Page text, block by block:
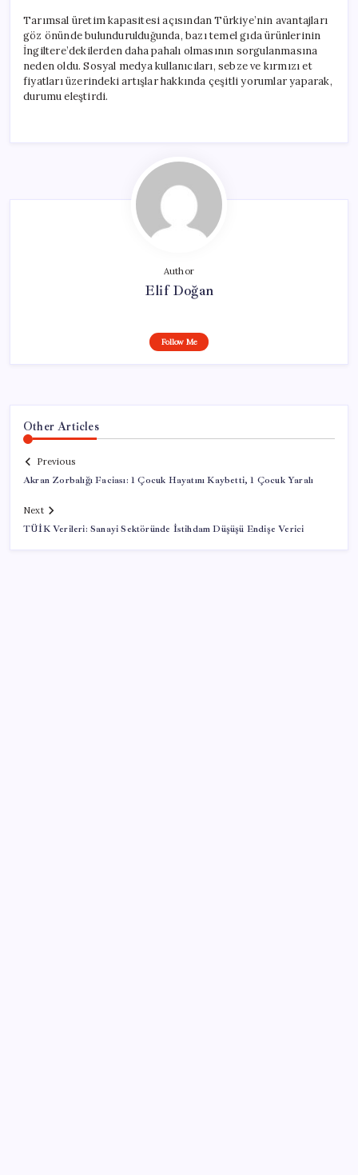
Tarımsal üretim kapasitesi açısından Türkiye’nin avantajları
göz önünde bulundurulduğunda, bazı temel gıda ürünlerinin
İngiltere’dekilerden daha pahalı olmasının sorgulanmasına
neden oldu. Sosyal medya kullanıcıları, sebze ve kırmızı et
fiyatları üzerindeki artışlar hakkında çeşitli yorumlar yaparak,
durumu eleştirdi.
Author
Elif Doğan
Follow Me
Other Articles
Previous
Akran Zorbalığı Faciası: 1 Çocuk Hayatını Kaybetti, 1 Çocuk Yaralı
Next
TÜİK Verileri: Sanayi Sektöründe İstihdam Düşüşü Endişe Verici